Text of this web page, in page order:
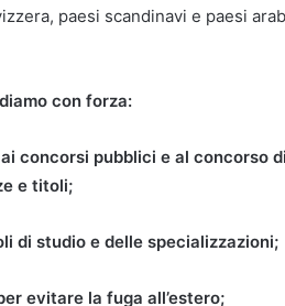
paesi scandinavi e paesi
con forza:
concorsi pubblici e al concorso
e titoli;
di studio e delle specializzazioni;
evitare la fuga all’estero;